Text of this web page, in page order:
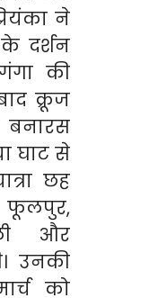
ने
दर्शन
की
क्रूज
बनारस
घाट से
छह
फूलपुर,
और
उनकी
को